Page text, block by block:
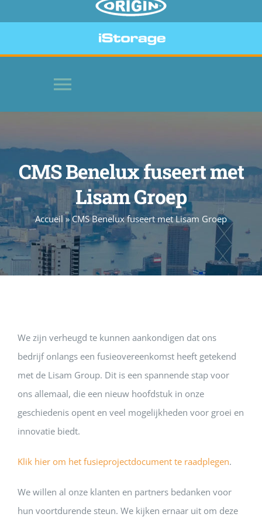
Toggle
SOFTWARE
BEVEILIGDE APPARATEN
WEBSITE
CONTACT
CMS Benelux fuseert met
Lisam Groep
Accueil» CMS Benelux fuseert met Lisam Groep
We zijn verheugd te kunnen aankondigen dat ons
bedrijf onlangs een fusieovereenkomst heeft getekend
met de Lisam Group. Dit is een spannende stap voor
ons allemaal, die een nieuw hoofdstuk in onze
geschiedenis opent en veel mogelijkheden voor groei en
innovatie biedt.
Klik hier om het fusieprojectdocument te raadplegen.
We willen al onze klanten en partners bedanken voor
hun voortdurende steun. We kijken ernaar uit om deze